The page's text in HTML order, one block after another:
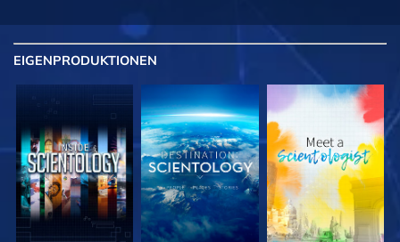
EIGENPRODUKTIONEN